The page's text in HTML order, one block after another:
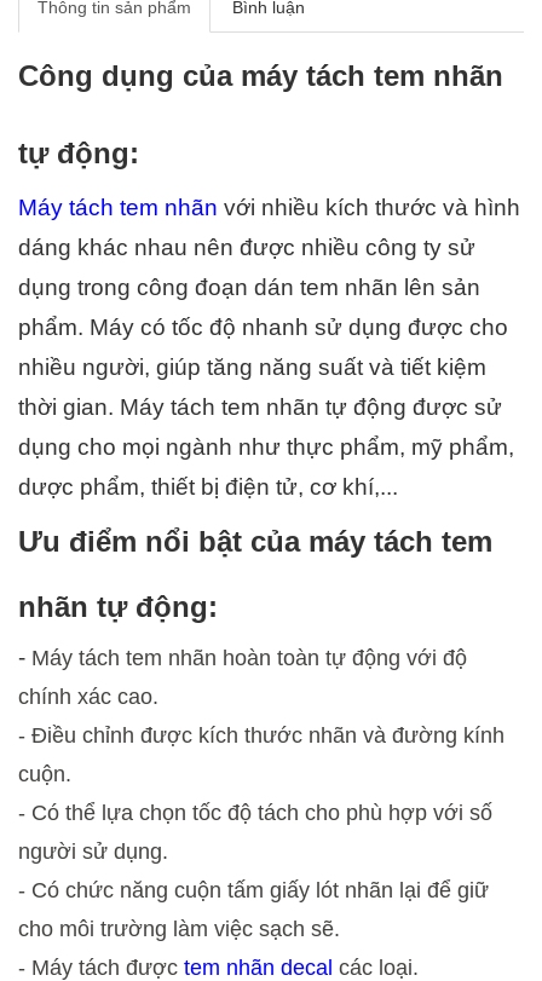
Thông tin sản phẩm Bình luận
Công dụng của máy tách tem nhãn
tự động:
Máy tách tem nhãn với nhiều kích thước và hình
dáng khác nhau nên được nhiều công ty sử
dụng trong công đoạn dán tem nhãn lên sản
phẩm. Máy có tốc độ nhanh sử dụng được cho
nhiều người, giúp tăng năng suất và tiết kiệm
thời gian. Máy tách tem nhãn tự động được sử
dụng cho mọi ngành như thực phẩm, mỹ phẩm,
dược phẩm, thiết bị điện tử, cơ khí,...
Ưu điểm nổi bật của máy tách tem
nhãn tự động:
- Máy tách tem nhãn hoàn toàn tự động với độ
chính xác cao.
- Điều chỉnh được kích thước nhãn và đường kính
cuộn.
- Có thể lựa chọn tốc độ tách cho phù hợp với số
người sử dụng.
- Có chức năng cuộn tấm giấy lót nhãn lại để giữ
cho môi trường làm việc sạch sẽ.
- Máy tách được tem nhãn decal các loại.